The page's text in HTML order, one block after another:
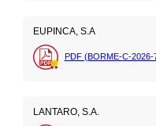
EUPINCA, S.A
PDF (BORME-C-2026-
LANTARO, S.A.